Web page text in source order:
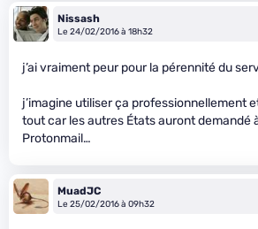
Nissash
Le 24/02/2016 à 18h32
j’ai vraiment peur pour la pérennité du
j’imagine utiliser ça professionnellement
tout car les autres États auront demandé
Protonmail…
MuadJC
Le 25/02/2016 à 09h32